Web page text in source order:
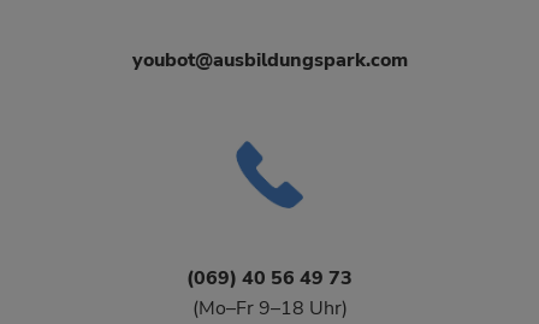
youbot@ausbildungspark.com
(069) 40 56 49 73
(Mo–Fr 9–18 Uhr)